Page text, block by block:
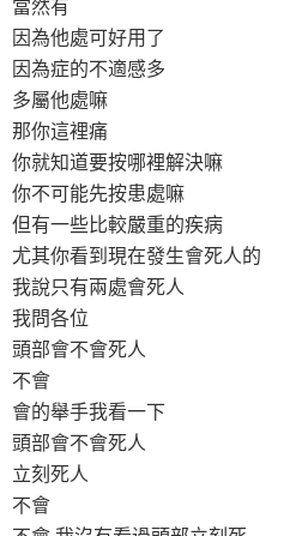
因為他處可好用了
因為症的不適感多
多屬他處嘛
那你這裡痛
你就知道要按哪裡解決嘛
你不可能先按患處嘛
但有一些比較嚴重的疾病
尤其你看到現在發生會死人的
我說只有兩處會死人
我問各位
頭部會不會死人
不會
會的舉手我看一下
頭部會不會死人
立刻死人
不會